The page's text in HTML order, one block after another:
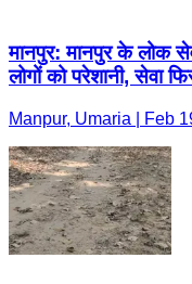
मानपुर: मानपुर के लोक
लोगों को परेशानी, सेवा
Manpur, Umaria | Feb